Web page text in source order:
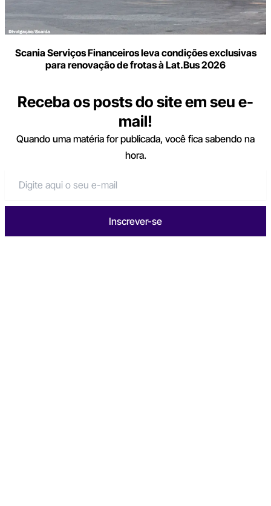
Scania Serviços Financeiros leva condições exclusivas
para renovação de frotas à Lat.Bus 2026
Receba os posts do site em seu e-
mail!
Quando uma matéria for publicada, você fica sabendo na
hora.
Inscrever-se